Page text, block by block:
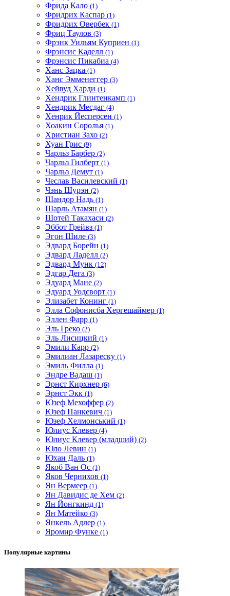
Фрида Кало (1)
Фридрих Каспар (1)
Фридрих Овербек (1)
Фриц Таулов (3)
Фрэнк Уильям Куприен (1)
Фрэнсис Каделл (1)
Фрэнсис Пикабиа (4)
Ханс Зацка (1)
Ханс Эмменеггер (3)
Хейвуд Харди (1)
Хендрик Глинтенкамп (1)
Хендрик Месдаг (4)
Хенрик Йесперсен (1)
Хоакин Соролья (1)
Христиан Захо (2)
Хуан Грис (9)
Чарльз Барбер (2)
Чарльз Гилберт (1)
Чарльз Демут (1)
Чеслав Василевский (1)
Чэнь Шурэн (2)
Шандор Надь (1)
Шарль Атамян (1)
Шотей Такахаси (2)
Эббот Грейвз (1)
Эгон Шиле (3)
Эдвард Борейн (1)
Эдвард Ладелл (2)
Эдвард Мунк (12)
Эдгар Дега (3)
Эдуард Мане (2)
Эдуард Уодсворт (1)
Элизабет Конинг (1)
Элла Софонисба Хергешаймер (1)
Эллен Фарр (1)
Эль Греко (2)
Эль Лисицкий (1)
Эмили Карр (2)
Эмилиан Лазареску (1)
Эмиль Филла (1)
Эндре Вадаш (1)
Эрнст Кирхнер (6)
Эрнст Экк (1)
Юзеф Мехоффер (2)
Юзеф Панкевич (1)
Юзеф Хелмонський (1)
Юлиус Клевер (4)
Юлиус Клевер (младший) (2)
Юло Левин (1)
Юхан Даль (1)
Якоб Ван Ос (1)
Яков Чернихов (1)
Ян Вермеер (1)
Ян Давидис де Хем (2)
Ян Йонгкинд (1)
Ян Матейко (3)
Янкель Адлер (1)
Яромир Функе (1)
Популярные картины